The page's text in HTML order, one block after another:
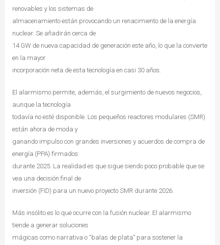
renovables y los sistemas de
almacenamiento están provocando un renacimiento de la energía
nuclear. Se añadirán cerca de
14 GW de nueva capacidad de generación este año, lo que la convierte
en la mayor
incorporación neta de esta tecnología en casi 30 años.
El alarmismo permite, además, el surgimiento de nuevos negocios,
aunque la tecnología
todavía no esté disponible. Los pequeños reactores modulares (SMR)
están ahora de moda y
ganando impulso con grandes inversiones y acuerdos de compra de
energía (PPA) firmados
durante 2025. La realidad es que sigue siendo poco probable que se
vea una decisión final de
inversión (FID) para un nuevo proyecto SMR durante 2026.
Más insólito es lo que ocurre con la fusión nuclear. El alarmismo
tiende a generar soluciones
mágicas como narrativa o “balas de plata” para sostener la